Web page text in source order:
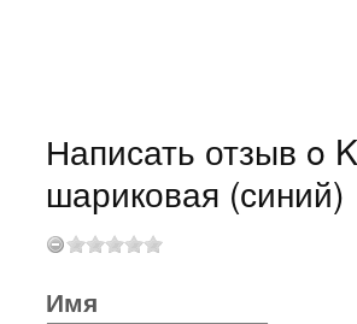
Написать отзыв o
шариковая (синий)
Имя